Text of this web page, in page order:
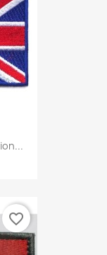
favorite_border